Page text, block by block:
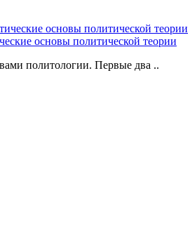
основы политической теории
политологии. Первые два ..